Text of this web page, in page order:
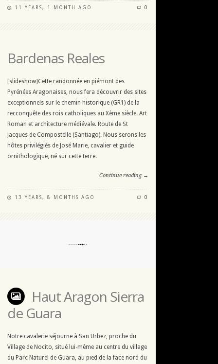
11 YEARS, 1 MONTH AGO 0
Bardenas Reales
[slideshow]Cette randonnée en piémont des
Pyrénées Aragonaises, nous fera découvrir des sites
exceptionnels sur le chemin historique (GR1) de la
recconquête des rois catholiques au Xème siècle. Art
Roman et architecture médiévale. Route de St
Jacques de Compostelle (Santiago). Nous serons les
hôtes privilégiés de José Marie, cavalier et guide
ornithologique, né sur cette terre.
Continue reading →
13 YEARS, 8 MONTHS AGO 0
Haut Aragon Sierra
de Guara
Notre cavalerie séjourne à San Urbez, proche du
Village de Nocito, situé lui-même au centre du village
du Parc Naturel de Guara, au pied de la face nord du